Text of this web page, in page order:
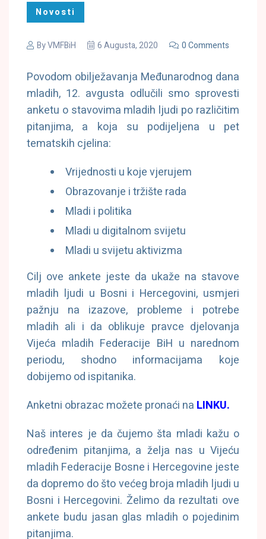
Novosti
ByVMFBiH 6 Augusta, 2020 0 Comments
Povodom obilježavanja Međunarodnog dana
mladih, 12. avgusta odlučili smo sprovesti
anketu o stavovima mladih ljudi po različitim
pitanjima, a koja su podijeljena u pet
tematskih cjelina:
Vrijednosti u koje vjerujem
Obrazovanje i tržište rada
Mladi i politika
Mladi u digitalnom svijetu
Mladi u svijetu aktivizma
Cilj ove ankete jeste da ukaže na stavove
mladih ljudi u Bosni i Hercegovini, usmjeri
pažnju na izazove, probleme i potrebe
mladih ali i da oblikuje pravce djelovanja
Vijeća mladih Federacije BiH u narednom
periodu, shodno informacijama koje
dobijemo od ispitanika.
Anketni obrazac možete pronaći na LINKU.
Naš interes je da čujemo šta mladi kažu o
određenim pitanjima, a želja nas u Vijeću
mladih Federacije Bosne i Hercegovine jeste
da dopremo do što većeg broja mladih ljudi u
Bosni i Hercegovini. Želimo da rezultati ove
ankete budu jasan glas mladih o pojedinim
pitanjima.